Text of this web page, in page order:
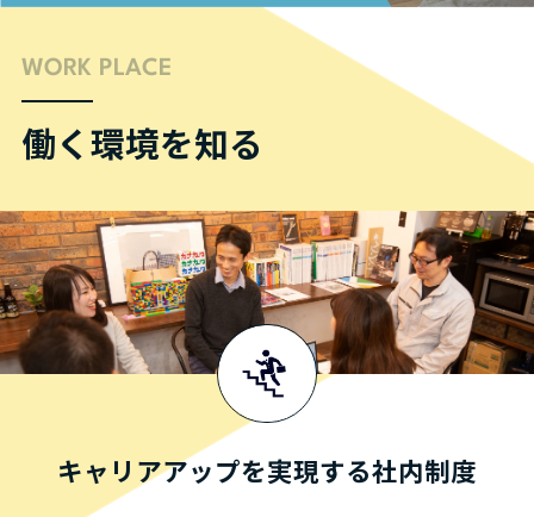
WORK PLACE
働く環境を知る
キャリアアップを実現する社内制度